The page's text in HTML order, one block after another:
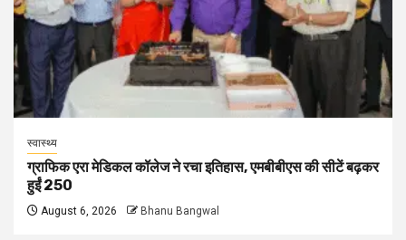
स्वास्थ्य
ग्राफिक एरा मेडिकल कॉलेज ने रचा इतिहास, एमबीबीएस की सीटें बढ़कर
हुईं 250
August 6, 2026 Bhanu Bangwal